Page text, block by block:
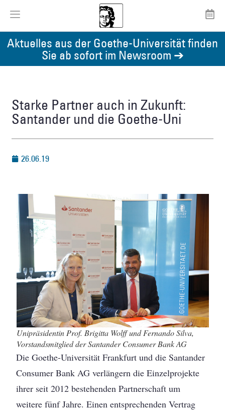
Aktuelles aus der Goethe-Universität finden
Sie ab sofort im Newsroom ➔
Starke Partner auch in Zukunft:
Santander und die Goethe-Uni
26.06.19
Unipräsidentin Prof. Brigitta Wolff und Fernando Silva,
Vorstandsmitglied der Santander Consumer Bank AG
Die Goethe-Universität Frankfurt und die Santander
Consumer Bank AG verlängern die Einzelprojekte
ihrer seit 2012 bestehenden Partnerschaft um
weitere fünf Jahre. Einen entsprechenden Vertrag